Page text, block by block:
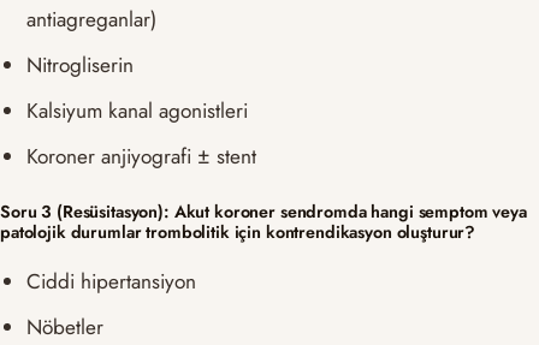
antiagreganlar)
Nitrogliserin
Kalsiyum kanal agonistleri
Koroner anjiyografi ± stent
Soru 3 (Resüsitasyon): Akut koroner sendromda hangi semptom veya
patolojik durumlar trombolitik için kontrendikasyon oluşturur?
Ciddi hipertansiyon
Nöbetler